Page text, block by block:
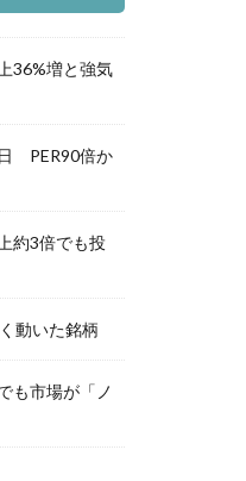
36%増と強気
PER90倍か
約3倍でも投
動いた銘柄
も市場が「ノ